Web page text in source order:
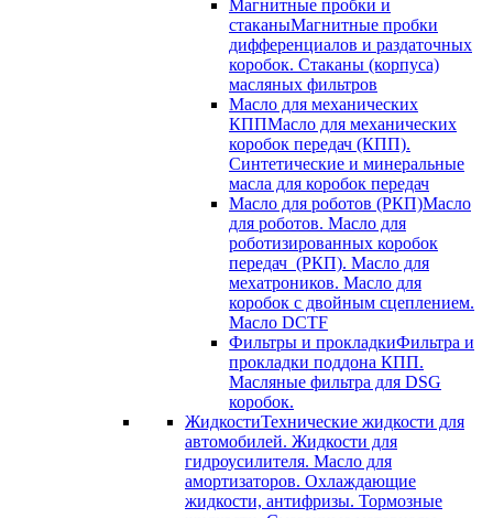
Магнитные пробки и
стаканыМагнитные пробки
дифференциалов и раздаточных
коробок. Стаканы (корпуса)
масляных фильтров
Масло для механических
КППМасло для механических
коробок передач (КПП).
Синтетические и минеральные
масла для коробок передач
Масло для роботов (РКП)Масло
для роботов. Масло для
роботизированных коробок
передач (РКП). Масло для
мехатроников. Масло для
коробок с двойным сцеплением.
Масло DCTF
Фильтры и прокладкиФильтра и
прокладки поддона КПП.
Масляные фильтра для DSG
коробок.
ЖидкостиТехнические жидкости для
автомобилей. Жидкости для
гидроусилителя. Масло для
амортизаторов. Охлаждающие
жидкости, антифризы. Тормозные